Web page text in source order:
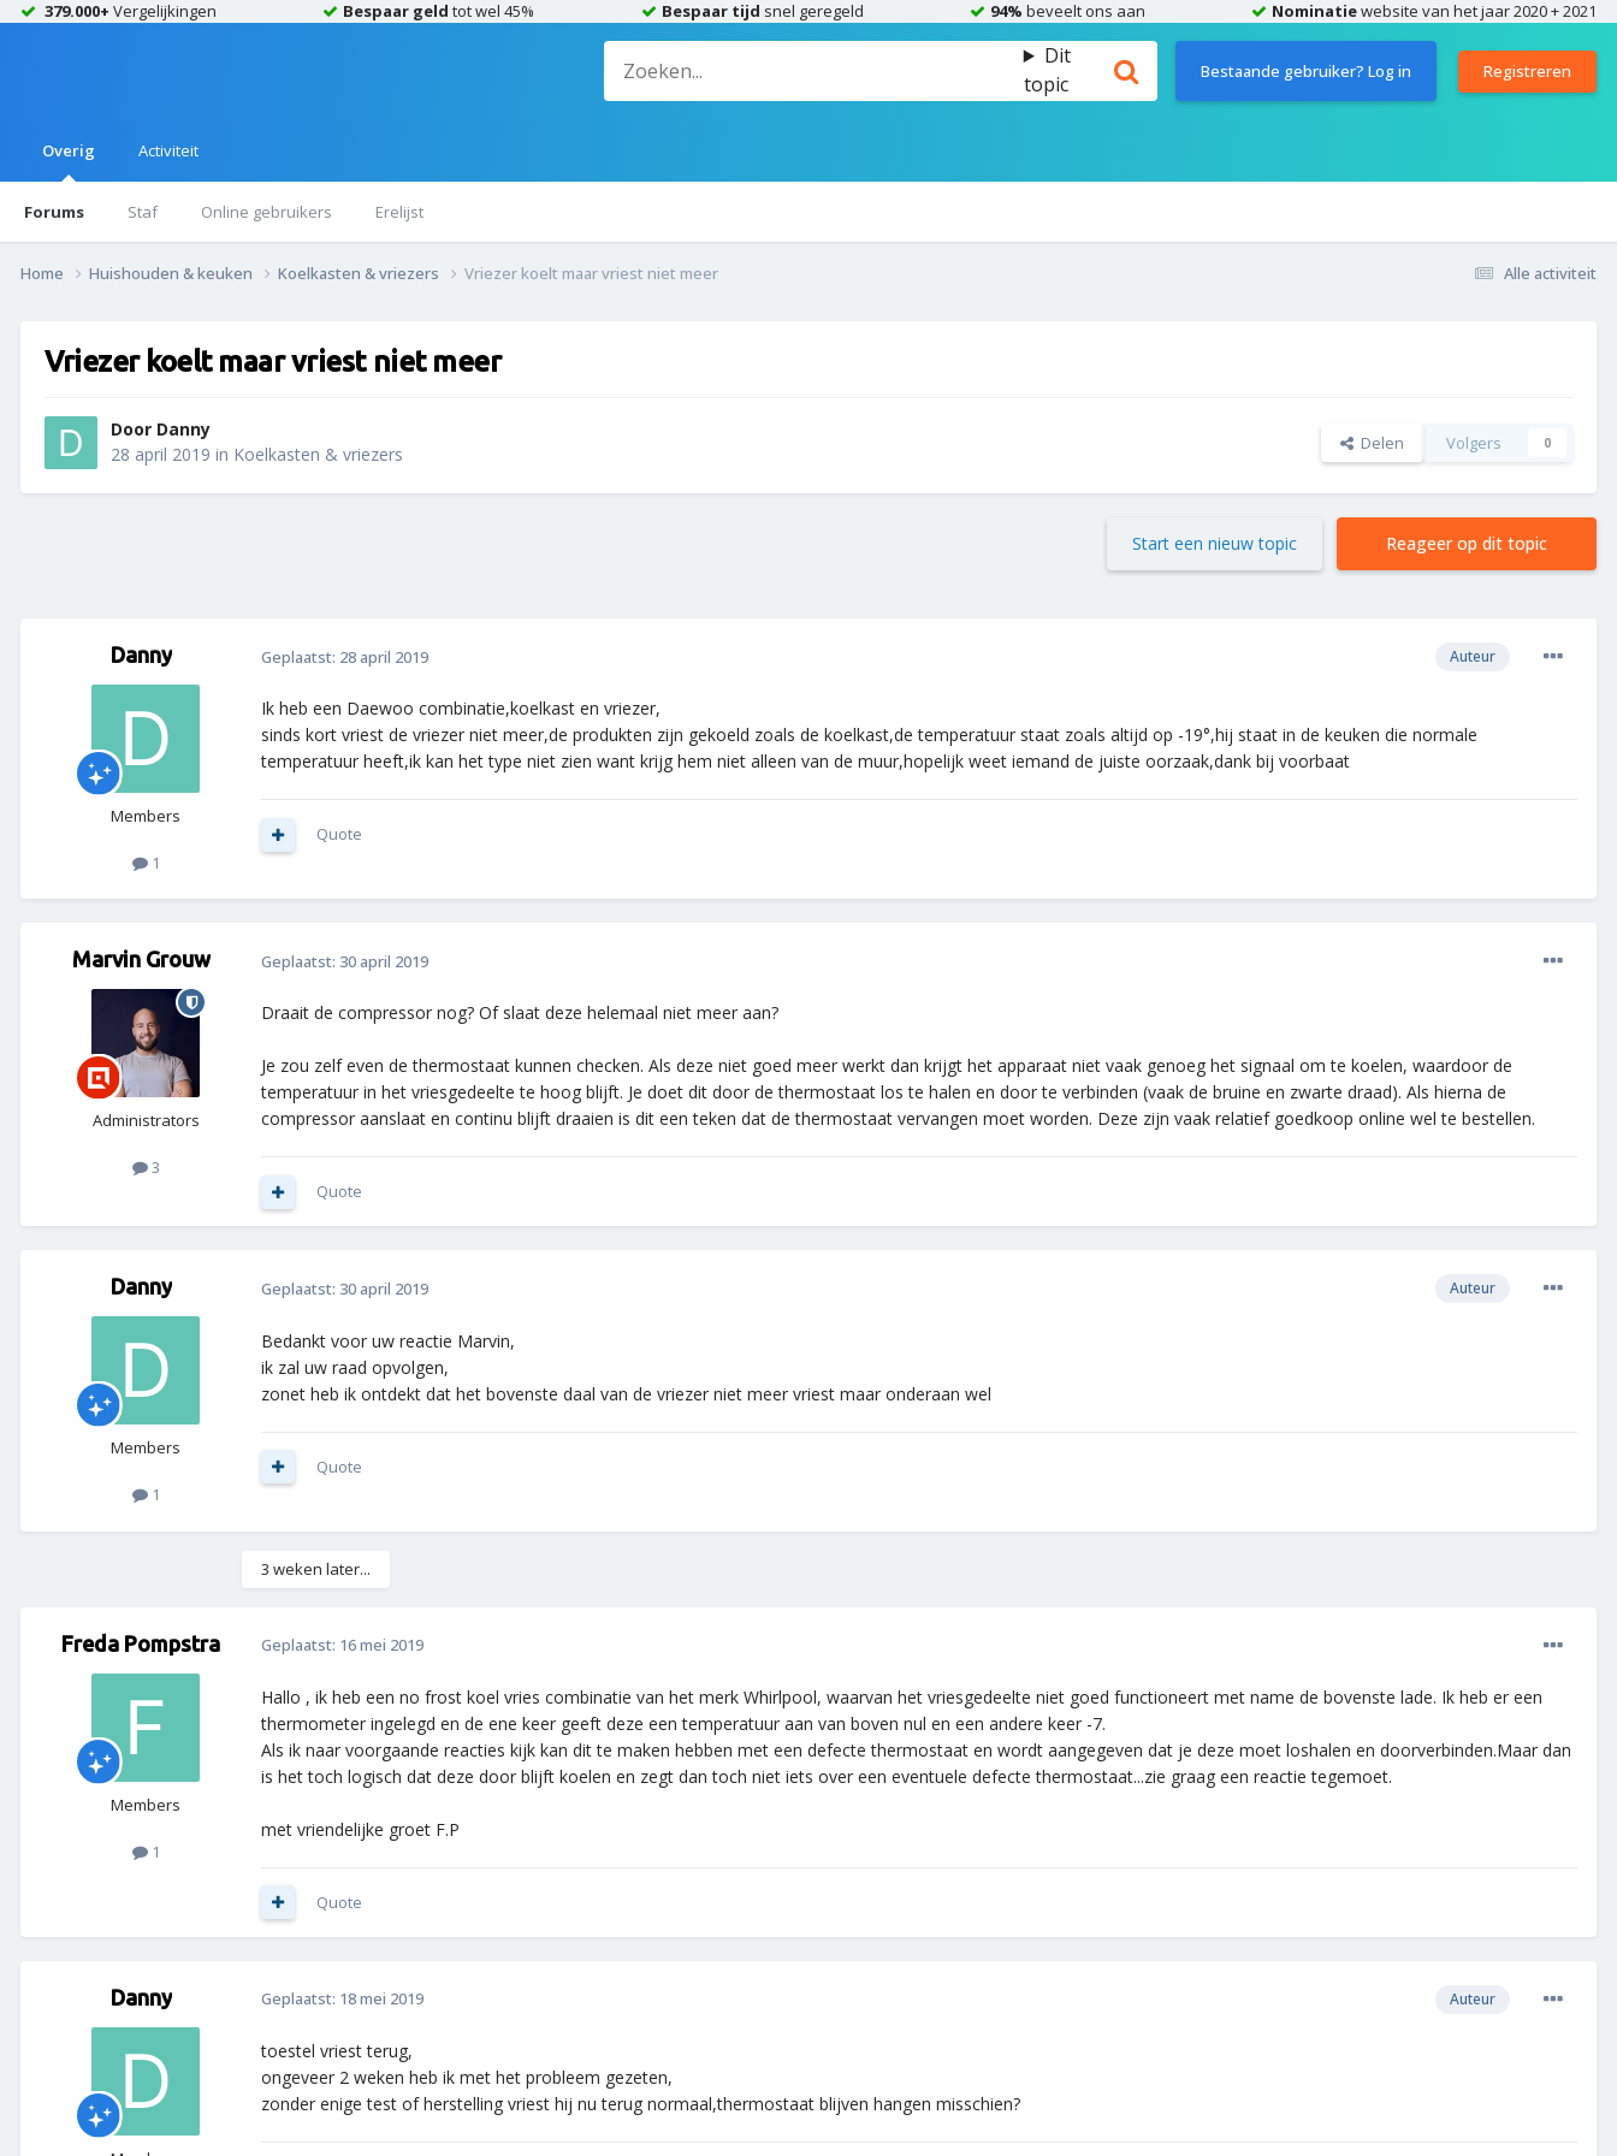
379.000+ Vergelijkingen Bespaar geld tot wel 45% Bespaar tijd snel geregeld 94% beveelt ons aan Nominatiewebsite van het jaar 2020 + 2021
Dit
topic
Bestaande gebruiker? Log in Registreren
Overig
Forums Staf Online gebruikers Erelijst
Activiteit
Alle activiteit
Home Huishouden & keuken Koelkasten & vriezers Vriezer koelt maar vriest niet meer
Vriezer koelt maar vriest niet meer
Door Danny
28 april 2019 in Koelkasten & vriezers Delen Volgers 0
Reageer op dit topic
Start een nieuw topic
Danny
Members
1
Auteur
Geplaatst: 28 april 2019
Ik heb een Daewoo combinatie,koelkast en vriezer,
sinds kort vriest de vriezer niet meer,de produkten zijn gekoeld zoals de koelkast,de temperatuur staat zoals altijd op -19°,hij staat in de keuken die normale
temperatuur heeft,ik kan het type niet zien want krijg hem niet alleen van de muur,hopelijk weet iemand de juiste oorzaak,dank bij voorbaat
Quote
Marvin Grouw
Administrators
3
Geplaatst: 30 april 2019
Draait de compressor nog? Of slaat deze helemaal niet meer aan?
Je zou zelf even de thermostaat kunnen checken. Als deze niet goed meer werkt dan krijgt het apparaat niet vaak genoeg het signaal om te koelen, waardoor de
temperatuur in het vriesgedeelte te hoog blijft. Je doet dit door de thermostaat los te halen en door te verbinden (vaak de bruine en zwarte draad). Als hierna de
compressor aanslaat en continu blijft draaien is dit een teken dat de thermostaat vervangen moet worden. Deze zijn vaak relatief goedkoop online wel te bestellen.
Quote
Danny
Members
1
Auteur
Geplaatst: 30 april 2019
Bedankt voor uw reactie Marvin,
ik zal uw raad opvolgen,
zonet heb ik ontdekt dat het bovenste daal van de vriezer niet meer vriest maar onderaan wel
Quote
3 weken later...
Freda Pompstra
Members
1
Geplaatst: 16 mei 2019
Hallo , ik heb een no frost koel vries combinatie van het merk Whirlpool, waarvan het vriesgedeelte niet goed functioneert met name de bovenste lade. Ik heb er een
thermometer ingelegd en de ene keer geeft deze een temperatuur aan van boven nul en een andere keer -7.
Als ik naar voorgaande reacties kijk kan dit te maken hebben met een defecte thermostaat en wordt aangegeven dat je deze moet loshalen en doorverbinden.Maar dan
is het toch logisch dat deze door blijft koelen en zegt dan toch niet iets over een eventuele defecte thermostaat...zie graag een reactie tegemoet.
met vriendelijke groet F.P
Quote
Danny Auteur
Geplaatst: 18 mei 2019
toestel vriest terug,
ongeveer 2 weken heb ik met het probleem gezeten,
zonder enige test of herstelling vriest hij nu terug normaal,thermostaat blijven hangen misschien?